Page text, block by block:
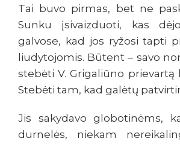
Tai buvo pirmas, bet ne
Sunku įsivaizduoti, kas
galvose, kad jos ryžosi tapti
liudytojomis. Būtent – savo
stebėti V. Grigaliūno prievartą
Stebėti tam, kad galėtų
Jis sakydavo globotinėms,
durnelės, niekam